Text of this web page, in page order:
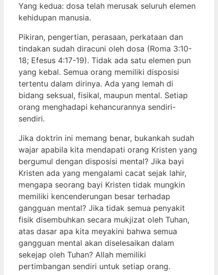
Yang kedua: dosa telah merusak seluruh elemen
kehidupan manusia.
Pikiran, pengertian, perasaan, perkataan dan
tindakan sudah diracuni oleh dosa (Roma 3:10-
18; Efesus 4:17-19). Tidak ada satu elemen pun
yang kebal. Semua orang memiliki disposisi
tertentu dalam dirinya. Ada yang lemah di
bidang seksual, fisikal, maupun mental. Setiap
orang menghadapi kehancurannya sendiri-
sendiri.
Jika doktrin ini memang benar, bukankah sudah
wajar apabila kita mendapati orang Kristen yang
bergumul dengan disposisi mental? Jika bayi
Kristen ada yang mengalami cacat sejak lahir,
mengapa seorang bayi Kristen tidak mungkin
memiliki kencenderungan besar terhadap
gangguan mental? Jika tidak semua penyakit
fisik disembuhkan secara mukjizat oleh Tuhan,
atas dasar apa kita meyakini bahwa semua
gangguan mental akan diselesaikan dalam
sekejap oleh Tuhan? Allah memiliki
pertimbangan sendiri untuk setiap orang.